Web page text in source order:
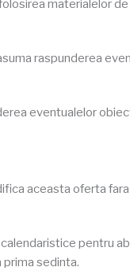
materialelor
raspunderea
eventualelor
aceasta oferta
pentru
sedinta.